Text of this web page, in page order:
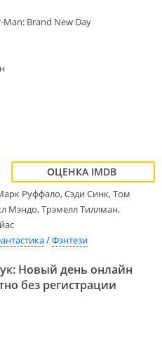
Man: Brand New Day
Руффало, Сэди Синк, Том
Мэндо, Трэмелл Тиллман,
/Фэнтези
Новый день онлайн
без регистрации